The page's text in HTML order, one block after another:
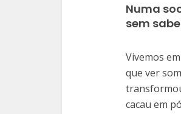
Numa
sem
Vivemos
que ver
cacau em